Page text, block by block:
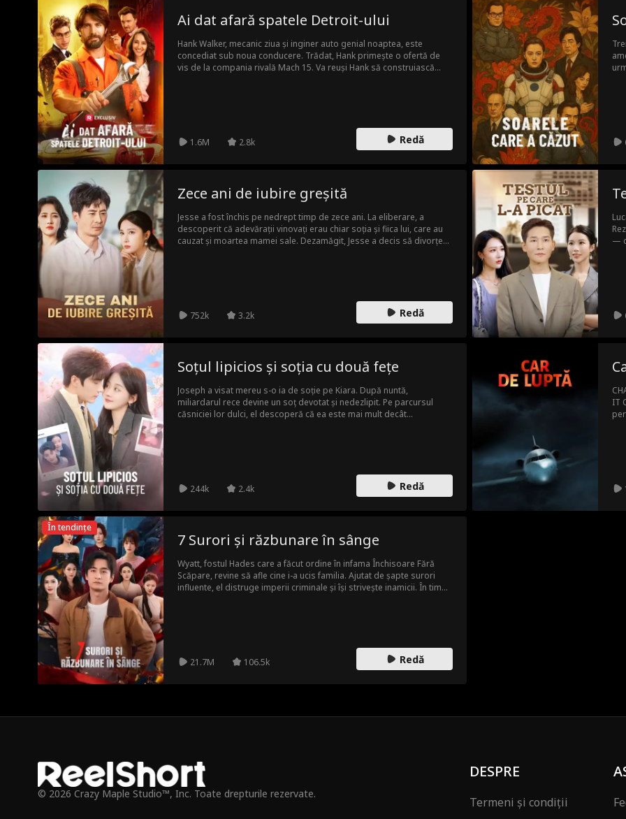
Ai dat afară spatele Detroit-ului
Hank Walker, mecanic ziua și inginer auto genial noaptea, este
concediat sub noua conducere. Trădat, Hank primește o ofertă de
vis de la compania rivală Mach 15. Va reuși Hank să construiască
1.6M 2.8k Redă
Zece ani de iubire greșită
Jesse a fost închis pe nedrept timp de zece ani. La eliberare, a
descoperit că adevărații vinovați erau chiar soția și fiica lui, care au
cauzat și moartea mamei sale. Dezamăgit, Jesse a decis să divorțeze
752k 3.2k Redă
—
Soțul lipicios și soția cu două fețe
Joseph a visat mereu s-o ia de soție pe Kiara. După nuntă,
miliardarul rece devine un soț devotat și nedezlipit. Pe parcursul
căsniciei lor dulci, el descoperă că ea este mai mult decât
244k 2.4k Redă
IT
În tendințe
7 Surori și răzbunare în sânge
Wyatt, fostul Hades care a făcut ordine în infama Închisoare Fără
Scăpare, revine să afle cine i-a ucis familia. Ajutat de șapte surori
influente, el distruge imperii criminale și își strivește inamicii. În timp
21.7M 106.5k Redă
© 2026 Crazy Maple Studio™, Inc. Toate drepturile rezervate.
DESPRE
Termeni și condiții